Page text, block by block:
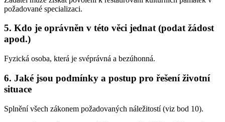
požadované specializaci.
5. Kdo je oprávněn v této věci jednat (podat žádost
apod.)
Fyzická osoba, která je svéprávná a bezúhonná.
6. Jaké jsou podmínky a postup pro řešení životní
situace
Splnění všech zákonem požadovaných náležitostí (viz bod 10).